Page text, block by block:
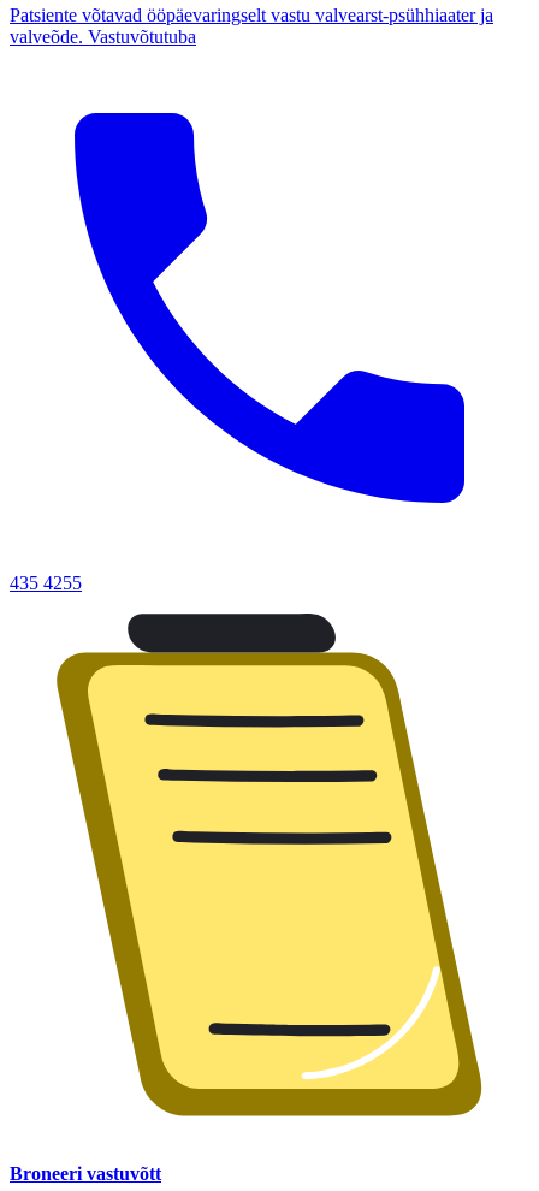
Patsiente võtavad ööpäevaringselt vastu valvearst-psühhiaater ja
valveõde. Vastuvõtutuba
435 4255
Broneeri vastuvõtt